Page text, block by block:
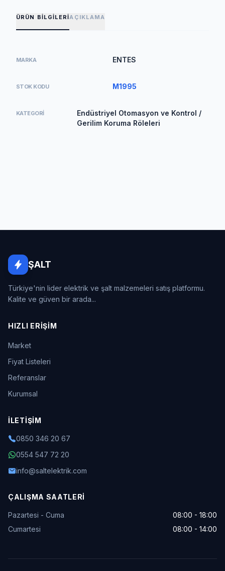
ÜRÜN BILGILERIAÇIKLAMA
MARKA ENTES
STOK KODU M1995
KATEGORI
Endüstriyel Otomasyon ve Kontrol /
Gerilim Koruma Röleleri
ŞALT
Türkiye'nin lider elektrik ve şalt malzemeleri satış platformu.
Kalite ve güven bir arada...
HIZLI ERIŞIM
Market
Fiyat Listeleri
Referanslar
Kurumsal
İLETIŞIM
0850 346 20 67
0554 547 72 20
info@saltelektrik.com
ÇALIŞMA SAATLERI
Pazartesi - Cuma
08:00 - 18:00
Cumartesi
08:00 - 14:00